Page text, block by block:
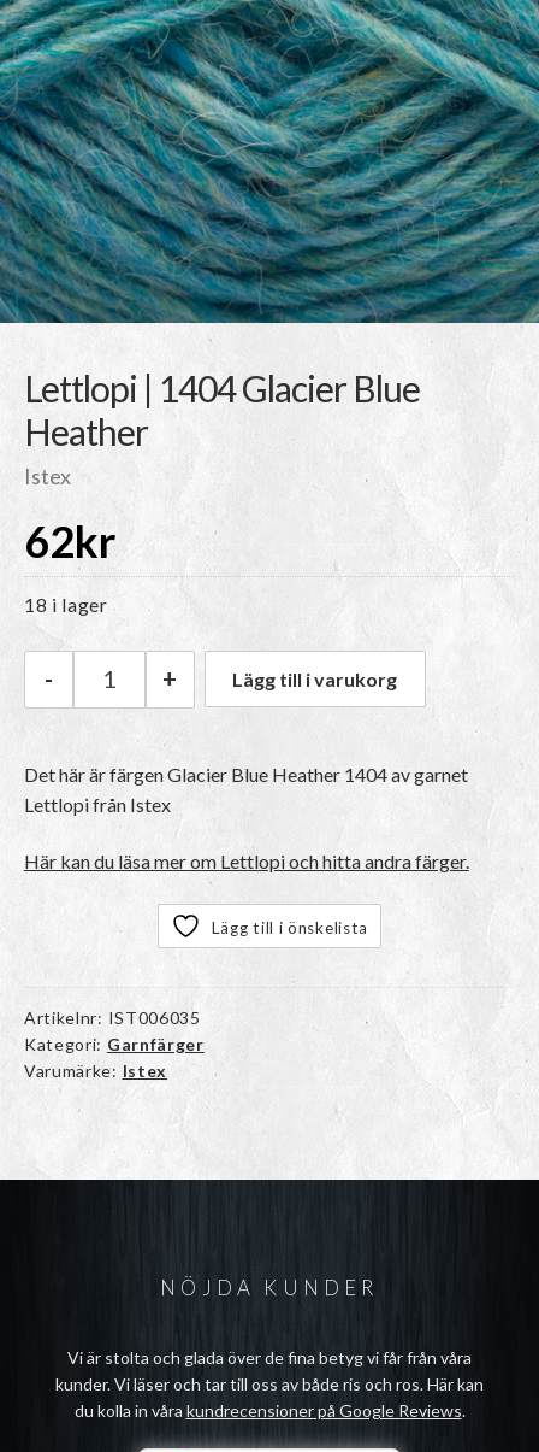
Lettlopi | 1404 Glacier Blue
Heather
Istex
62kr
18 i lager
Istex Lettlopi | 1404 Glacier Blue Heather
- + Lägg till i varukorg
Det här är färgenGlacier Blue Heather 1404av garnet
Lettlopifrån Istex
Här kan du läsa mer om Lettlopi och hitta andra färger.
Lägg till i önskelista
Artikelnr: IST006035
Kategori: Garnfärger
Varumärke: Istex
NÖJDA KUNDER
Vi är stolta och glada över de fina betyg vi får från våra
kunder. Vi läser och tar till oss av både ris och ros. Här kan
du kolla in våra kundrecensioner på Google Reviews.